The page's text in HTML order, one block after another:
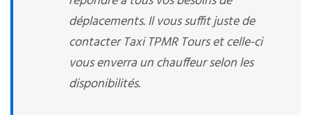
déplacements. Il vous suffit juste de
contacter Taxi TPMR Tours et celle-ci
vous enverra un chauffeur selon les
disponibilités.